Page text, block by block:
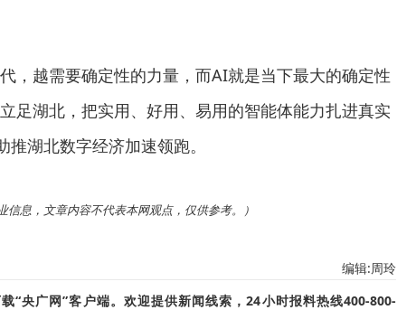
，越需要确定性的力量，而AI就是当下最大的确定性
足湖北，把实用、好用、易用的智能体能力扎进真实
湖北数字经济加速领跑。
信息，文章内容不代表本网观点，仅供参考。）
编辑:周玲
“央广网”客户端。欢迎提供新闻线索，24小时报料热线400-800-